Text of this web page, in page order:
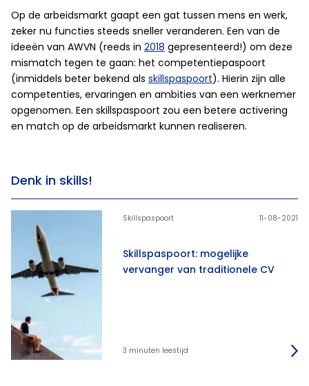
Op de arbeidsmarkt gaapt een gat tussen mens en werk,
zeker nu functies steeds sneller veranderen. Een van de
ideeën van AWVN (reeds in 2018 gepresenteerd!) om deze
mismatch tegen te gaan: het competentiepaspoort
(inmiddels beter bekend als skillspaspoort). Hierin zijn alle
competenties, ervaringen en ambities van een werknemer
opgenomen. Een skillspaspoort zou een betere activering
en match op de arbeidsmarkt kunnen realiseren.
Denk in skills!
Skillspaspoort: mogelijke
vervanger van traditionele CV
Skillspaspoort 11-08-2021
3 minuten leestijd